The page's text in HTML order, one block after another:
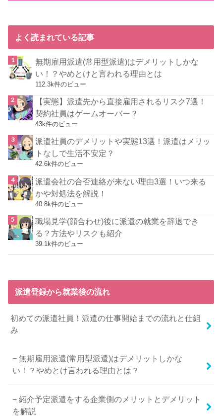
よく読まれている記事
無期雇用派遣(常用型派遣)はデメリットしかな
い！？やめとけと言われる理由とは
112.3k件のビュー
【実態】派遣先から直接雇用されるリスク7選！
契約社員はゲームオーバー？
43k件のビュー
派遣社員のデメリットや実態13選！派遣はメリッ
トなしで生活不安定？
42.6k件のビュー
派遣会社の合否連絡が来ない理由3選！いつ来る
かや対処法を解説！
40.8k件のビュー
職場見学(顔合わせ)後に派遣の就業を辞退でき
る？方法やリスクも紹介
39.1k件のビュー
派遣登録から就業後の流れ
初めての派遣社員！派遣の仕事開始までの流れと仕組
み
無期雇用派遣(常用型派遣)はデメリットしかな
い！？やめとけ言われる理由とは？
紹介予定派遣をする企業側のメリットとデメリット
を解説